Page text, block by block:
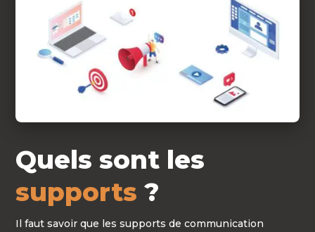
Quels sont les
supports ?
Il faut savoir que les supports de communication